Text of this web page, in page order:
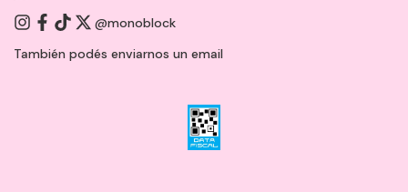
@monoblock
También podés enviarnos un email